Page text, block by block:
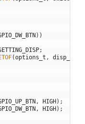
) )
;
(options_t , disp_mode
, HIGH) ;
, HIGH) ;